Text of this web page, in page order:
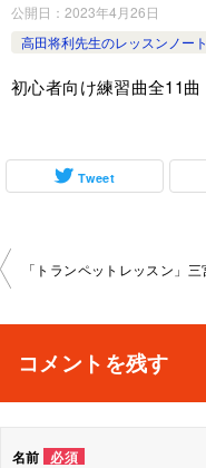
公開日： 2023年4月26日
高田将利先生のレッスンノート
初心者向け練習曲全11曲
Tweet
投
ビ
コメントを残す
名前 必須